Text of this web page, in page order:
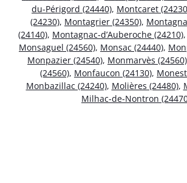
du-Périgord (24440), Montcaret
(24230), Montagrier (24350),
(24140), Montagnac-d’Auberoche (24210),
Monsaguel (24560), Monsac (24440),
Monpazier (24540), Monmarvès (24560)
(24560), Monfaucon (24130),
Monbazillac (24240), Molières (24480),
Milhac-de-Nontron